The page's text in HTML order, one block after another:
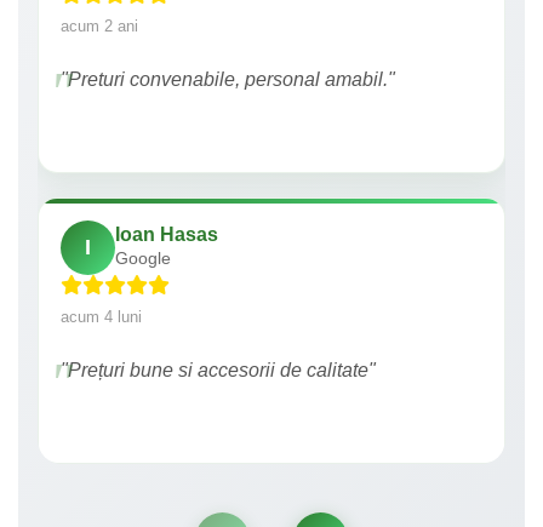
acum 2 ani
"Preturi convenabile, personal amabil."
I
Ioan Hasas
Google
acum 4 luni
"Prețuri bune si accesorii de calitate"